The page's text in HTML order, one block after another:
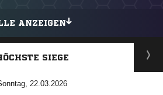
ANZEIGEN
SIEGE
22.03.2026